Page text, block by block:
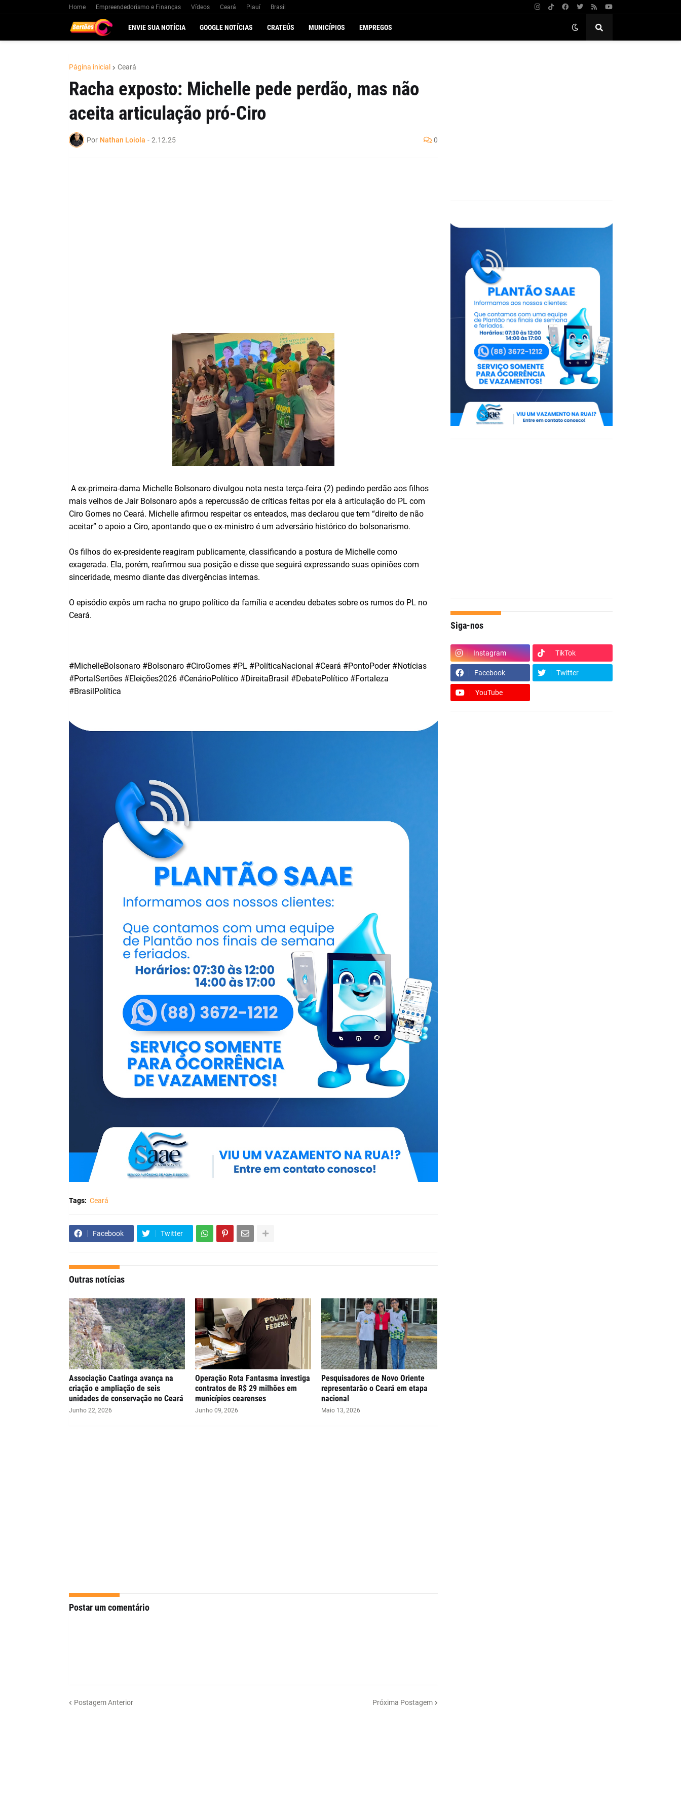
Home Empreendedorismo e Finanças Vídeos Ceará Piauí Brasil
ENVIE SUA NOTÍCIA GOOGLE NOTÍCIAS CRATEÚS MUNICÍPIOS EMPREGOS
Página inicial Ceará
Racha exposto: Michelle pede perdão, mas não
aceita articulação pró-Ciro
Por Nathan Loiola - 2.12.25 0
A ex-primeira-dama Michelle Bolsonaro divulgou nota nesta terça-feira (2) pedindo perdão aos filhos
mais velhos de Jair Bolsonaro após a repercussão de críticas feitas por ela à articulação do PL com
Ciro Gomes no Ceará. Michelle afirmou respeitar os enteados, mas declarou que tem “direito de não
aceitar” o apoio a Ciro, apontando que o ex-ministro é um adversário histórico do bolsonarismo.
Os filhos do ex-presidente reagiram publicamente, classificando a postura de Michelle como
exagerada. Ela, porém, reafirmou sua posição e disse que seguirá expressando suas opiniões com
sinceridade, mesmo diante das divergências internas.
O episódio expôs um racha no grupo político da família e acendeu debates sobre os rumos do PL no
Ceará.
#MichelleBolsonaro #Bolsonaro #CiroGomes #PL #PolíticaNacional #Ceará #PontoPoder #Notícias
#PortalSertões #Eleições2026 #CenárioPolítico #DireitaBrasil #DebatePolítico #Fortaleza
#BrasilPolítica
Tags: Ceará
Facebook Twitter
Outras notícias
Associação Caatinga avança na
criação e ampliação de seis
unidades de conservação no Ceará
Junho 22, 2026
Operação Rota Fantasma investiga
contratos de R$ 29 milhões em
municípios cearenses
Junho 09, 2026
Pesquisadores de Novo Oriente
representarão o Ceará em etapa
nacional
Maio 13, 2026
Postar um comentário
Postagem Anterior Próxima Postagem
Siga-nos
Instagram TikTok
Facebook Twitter
YouTube